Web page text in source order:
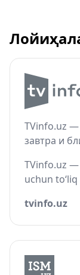
TVinfo.uz —
завтра и
TVinfo.uz —
uchun
tvinfo.uz